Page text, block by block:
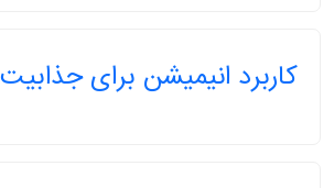
کاربرد انیمیشن برای